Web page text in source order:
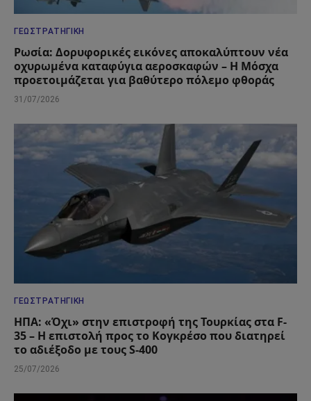
ΓΕΩΣΤΡΑΤΗΓΙΚΉ
Ρωσία: Δορυφορικές εικόνες αποκαλύπτουν νέα
οχυρωμένα καταφύγια αεροσκαφών – Η Μόσχα
προετοιμάζεται για βαθύτερο πόλεμο φθοράς
31/07/2026
ΓΕΩΣΤΡΑΤΗΓΙΚΉ
ΗΠΑ: «Όχι» στην επιστροφή της Τουρκίας στα F-
35 – Η επιστολή προς το Κογκρέσο που διατηρεί
το αδιέξοδο με τους S-400
25/07/2026